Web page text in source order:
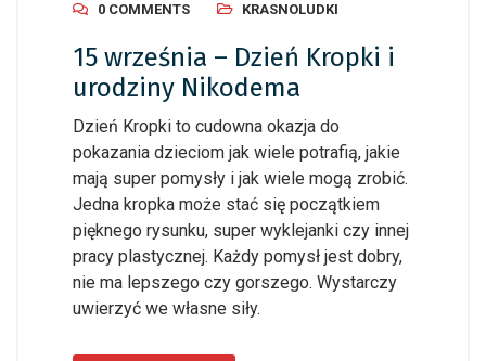
0 COMMENTS
KRASNOLUDKI
15 września – Dzień Kropki i
urodziny Nikodema
Dzień Kropki to cudowna okazja do
pokazania dzieciom jak wiele potrafią, jakie
mają super pomysły i jak wiele mogą zrobić.
Jedna kropka może stać się początkiem
pięknego rysunku, super wyklejanki czy innej
pracy plastycznej. Każdy pomysł jest dobry,
nie ma lepszego czy gorszego. Wystarczy
uwierzyć we własne siły.